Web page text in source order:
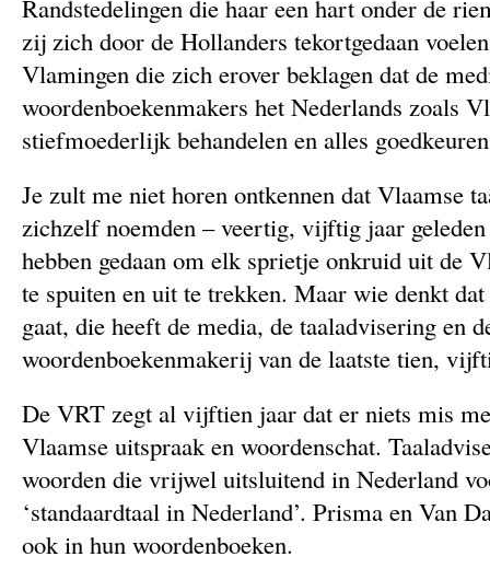
Randstedelingen die haar een hart onder de
zij zich door de Hollanders tekortgedaan
Vlamingen die zich erover beklagen dat de
woordenboekenmakers het Nederlands zoals
stiefmoederlijk behandelen en alles
Je zult me niet horen ontkennen dat Vlaamse
zichzelf noemden – veertig, vijftig jaar
hebben gedaan om elk sprietje onkruid uit de
te spuiten en uit te trekken. Maar wie denkt dat
gaat, die heeft de media, de taaladvisering en
woordenboekenmakerij van de laatste tien,
De VRT zegt al vijftien jaar dat er niets mis
Vlaamse uitspraak en woordenschat.
woorden die vrijwel uitsluitend in Nederland
‘standaardtaal in Nederland’. Prisma en Van
ook in hun woordenboeken.